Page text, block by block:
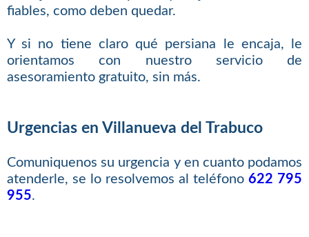
fiables, como deben quedar.
Y si no tiene claro qué persiana le encaja, le
orientamos con nuestro servicio de
asesoramiento gratuito, sin más.
Urgencias en Villanueva del Trabuco
Comuniquenos su urgencia y en cuanto podamos
atenderle, se lo resolvemos al teléfono622 795
955.